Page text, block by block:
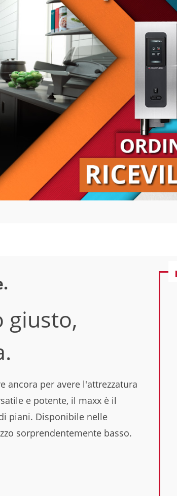
giusto,
ancora per avere l'attrezzatura
e potente, il maxx è il
piani. Disponibile nelle
sorprendentemente basso.